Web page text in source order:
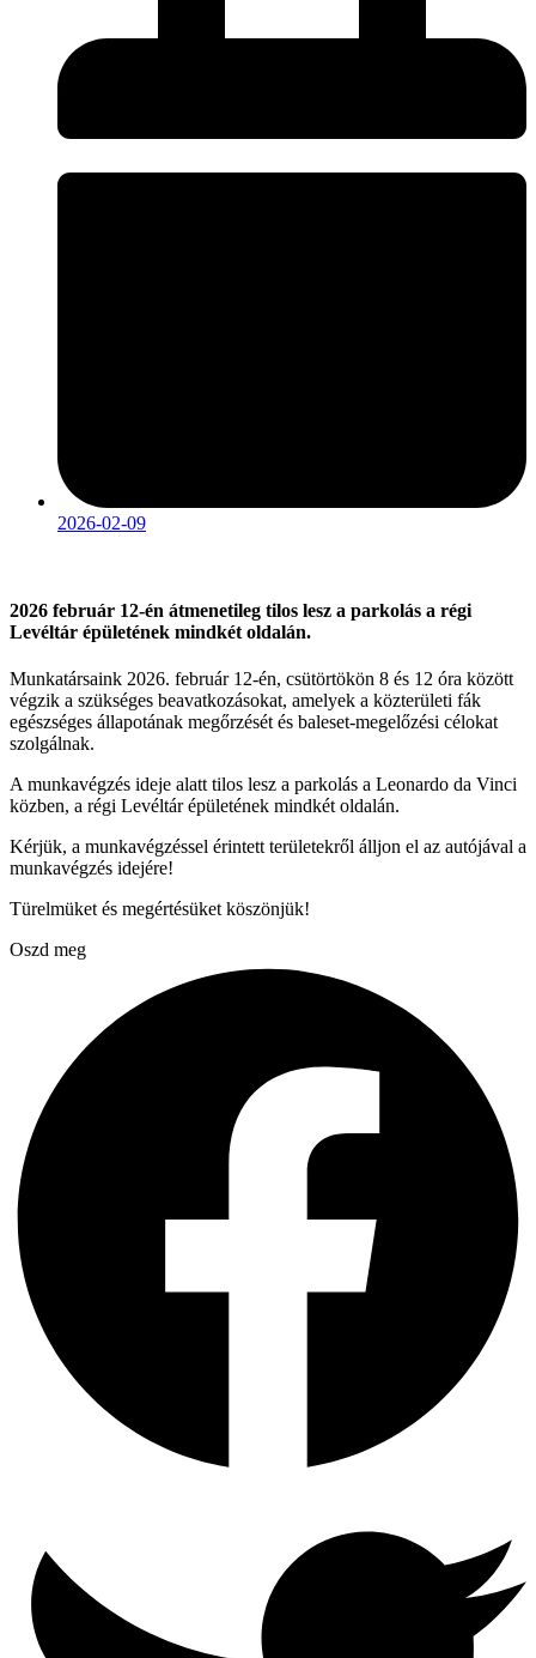
2026-02-09
2026 február 12-én átmenetileg tilos lesz a parkolás a régi
Levéltár épületének mindkét oldalán.
Munkatársaink 2026. február 12-én, csütörtökön 8 és 12 óra között
végzik a szükséges beavatkozásokat, amelyek a közterületi fák
egészséges állapotának megőrzését és baleset-megelőzési célokat
szolgálnak.
A munkavégzés ideje alatt tilos lesz a parkolás a Leonardo da Vinci
közben, a régi Levéltár épületének mindkét oldalán.
Kérjük, a munkavégzéssel érintett területekről álljon el az autójával a
munkavégzés idejére!
Türelmüket és megértésüket köszönjük!
Oszd meg